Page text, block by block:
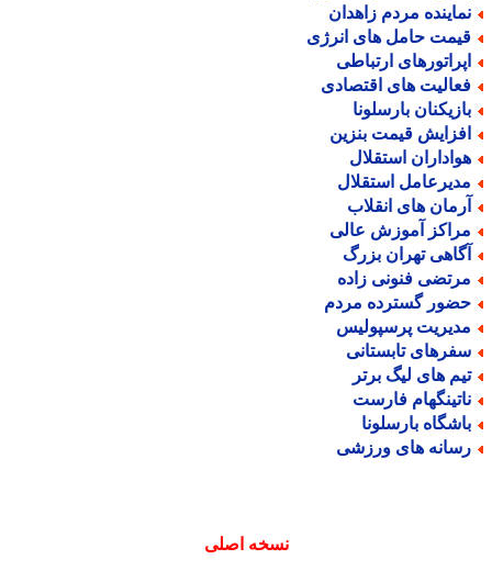
مردم زاهدان
حامل های انرژی
ارتباطی
های اقتصادی
بارسلونا
قیمت بنزین
استقلال
استقلال
های انقلاب
آموزش عالی
تهران بزرگ
فنونی زاده
گسترده مردم
پرسپولیس
تابستانی
های لیگ برتر
فارست
بارسلونا
های ورزشی
نسخه اصلی